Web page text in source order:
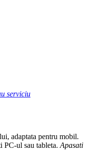
serviciu
adaptata pentru mobil.
PC-ul sau tableta. Apasati